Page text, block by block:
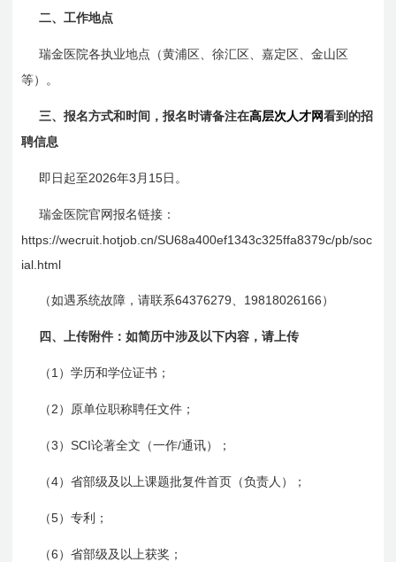
二、工作地点
瑞金医院各执业地点（黄浦区、徐汇区、嘉定区、金山区
等）。
三、报名方式和时间，报名时请备注在高层次人才网看到的招
聘信息
即日起至2026年3 月 15日 。
瑞金医院官网报名链接：
https://wecruit.hotjob.cn/SU68a400ef1343c325ffa8379c/pb/soc
ial.html
（如遇系统故障，请联系64376279 19818026166 ）
四、上传附件：如简历中涉及以下内容，请上传
（ 1 ）学历和学位证书；
（ 2 ）原单位职称聘任文件；
（3 ）SCI论著全文（一作/通讯）；
（4）省部级及以上课题批复件首页（负责人）；
（5）专利；
（6 ）省部级及以上获奖；